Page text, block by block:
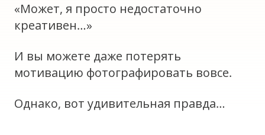
«Может, я просто недостаточно
креативен…»
И вы можете даже потерять
мотивацию фотографировать вовсе.
Однако, вот удивительная правда…